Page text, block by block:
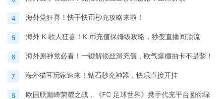
4 海外党狂喜！快手快币秒充攻略来啦！
5 海外 K 歌人狂喜！K 币充值保姆级攻略，秒变直播间顶流
6 海外原神党必看！一键解锁丝滑充值，欧气爆棚抽卡不是梦！
7 海外猫耳玩家速来！钻石秒充神器，快乐直接开挂
8 欧国联巅峰荣耀之战，《FC 足球世界》携手代充平台圆你绿